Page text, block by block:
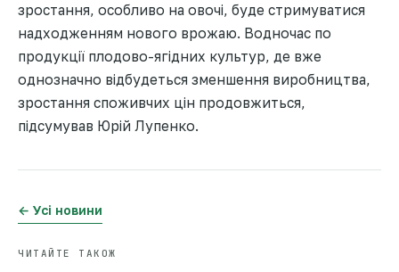
зростання, особливо на овочі, буде стримуватися
надходженням нового врожаю. Водночас по
продукції плодово-ягідних культур, де вже
однозначно відбудеться зменшення виробництва,
зростання споживчих цін продовжиться,
підсумував Юрій Лупенко.
← Усі новини
ЧИТАЙТЕ ТАКОЖ